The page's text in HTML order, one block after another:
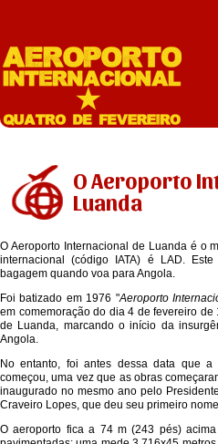
O Aeroporto
Luanda
O Aeroporto Internacional de Luanda é o
internacional (código IATA) é LAD.
bagagem quando voa para Angola.
Foi batizado em 1976 "Aeroporto
em comemoração do dia 4 de fevereiro
de Luanda, marcando o início da
Angola.
No entanto, foi antes dessa data que
começou, uma vez que as obras
inaugurado no mesmo ano pelo
Craveiro Lopes, que deu seu primeiro
O aeroporto fica a 74 m (243 pés)